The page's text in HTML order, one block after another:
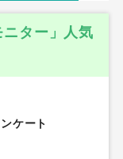
ニター」人気
ケート